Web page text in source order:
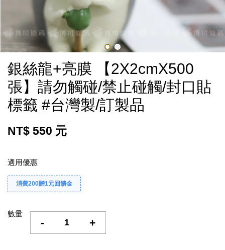
銀絲龍+亮膜 【2X2cmX500
張】請勿觸碰/禁止碰觸/封口貼
標籤 #台灣製/訂製品
NT$ 550 元
適用優惠
消費200贈1元回饋金
數量
- +